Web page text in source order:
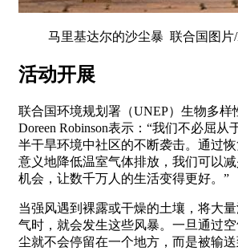
马里基达尔的沙尘暴 联合国图片/
活动开展
联合国环境规划署（UNEP）生物多样
Doreen Robinson表示：“我们不必屈从
半干旱环境中社区的不断袭击。通过
意义地降低温室气体排放，我们可以
机会，让数千万人的生活变得更好。”
当强风遇到裸露或干燥的土壤，将大
气时，就会发生这些风暴。一旦通过
尘就不会停留在一个地方，而是被输